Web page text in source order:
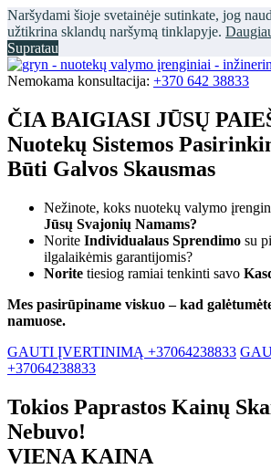
Naršydami šioje svetainėje sutinkate, jog
užtikrina sklandų naršymą tinklapyje.
Supratau
Nemokama konsultacija: +370 642 38833
ČIA BAIGIASI JŪSŲ
Nuotekų Sistemos
Būti Galvos Skausmas
Nežinote, koks nuotekų valymo
Jūsų Svajonių Namams?
Norite Individualaus Sprendimo su
ilgalaikėmis garantijomis?
Norite tiesiog ramiai tenkinti savo
Mes pasirūpiname viskuo – kad
namuose.
GAUTI ĮVERTINIMĄ +37064238833
+37064238833
Tokios Paprastos Kainų
Nebuvo!
VIENA KAINA